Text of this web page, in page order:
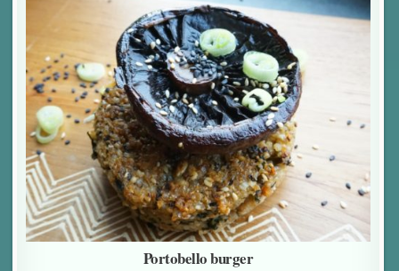
Portobello burger